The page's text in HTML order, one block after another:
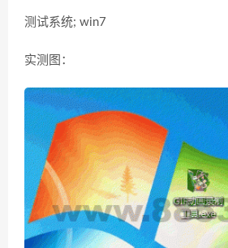
测试系统; win7
实测图：